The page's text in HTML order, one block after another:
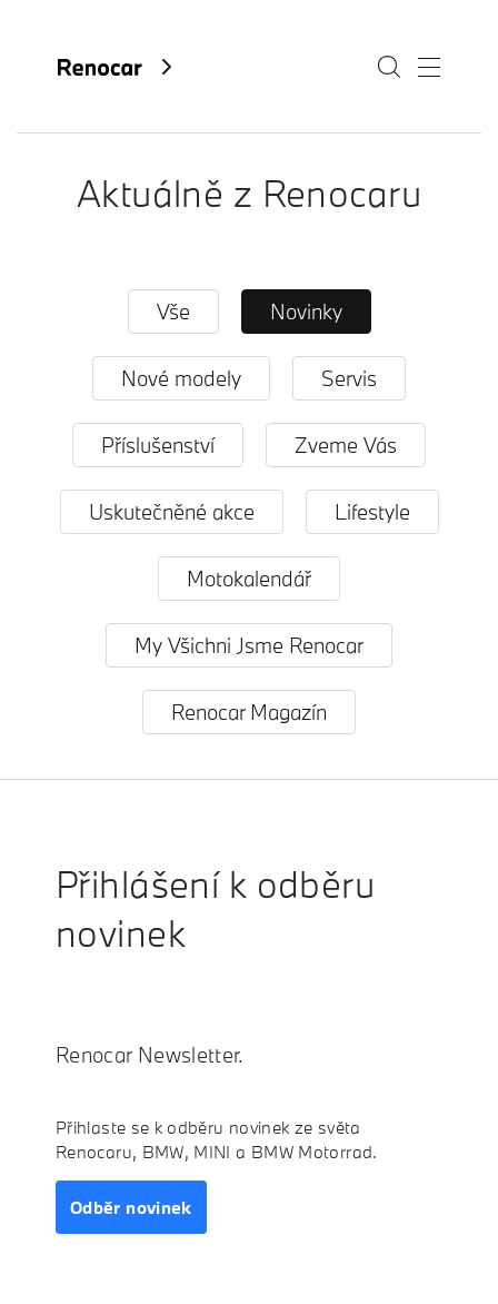
O nás
Fan e-shop
Aktuálně z Renocaru
Vše Novinky
Nové modely Servis
Příslušenství Zveme Vás
Uskutečněné akce Lifestyle
Motokalendář
My Všichni Jsme Renocar
Renocar Magazín
Přihlášení k odběru
novinek
Renocar Newsletter.
Přihlaste se k odběru novinek ze světa
Renocaru, BMW, MINI a BMW Motorrad.
Odběr novinek